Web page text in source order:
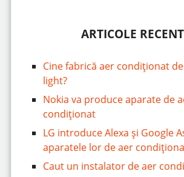
ARTICOLE
Cine fabrică aer condiționat
light?
Nokia va produce aparate de
condiționat
LG introduce Alexa și Google
aparatele lor de aer
Caut un instalator de aer